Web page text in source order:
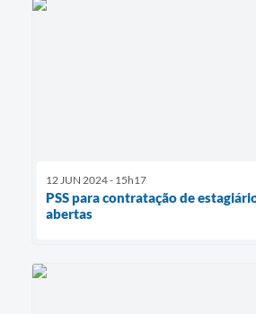
12 JUN 2024 - 15h17
PSS para contratação de
abertas